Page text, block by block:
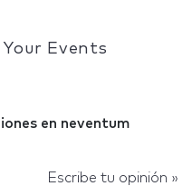
Your Events
en neventum
Escribe tu opinión »